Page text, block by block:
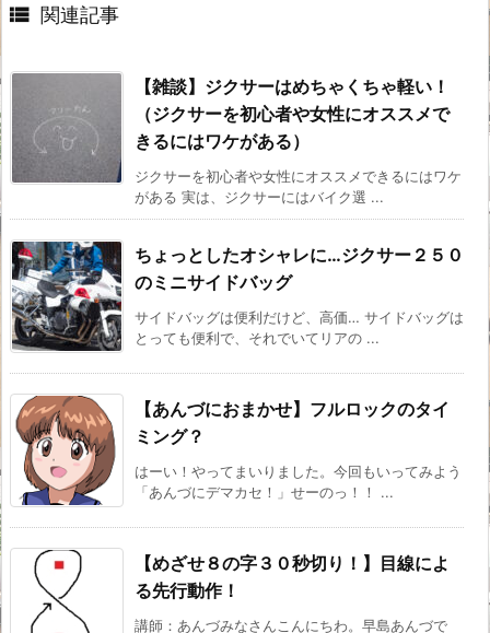
 関連記事
【雑談】ジクサーはめちゃくちゃ軽い！
（ジクサーを初心者や女性にオススメで
きるにはワケがある）
ジクサーを初心者や女性にオススメできるにはワケ
がある 実は、ジクサーにはバイク選 ...
ちょっとしたオシャレに…ジクサー２５０
のミニサイドバッグ
サイドバッグは便利だけど、高価… サイドバッグは
とっても便利で、それでいてリアの ...
【あんづにおまかせ】フルロックのタイ
ミング？
はーい！やってまいりました。今回もいってみよう
「あんづにデマカセ！」せーのっ！！ ...
【めざせ８の字３０秒切り！】目線によ
る先行動作！
講師：あんづみなさんこんにちわ。早島あんづで